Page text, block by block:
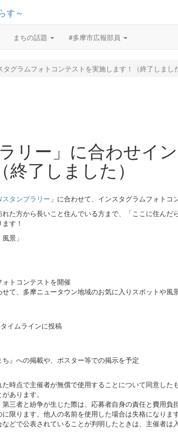
まちの話題 #多摩市広報部員
グラムフォトコンテストを実施します！（終了しまし
リー」に合わせイ
了しました）
スタンプラリー 」に合わせて、インスタグラムフォトコ
た方から長いこと住んでいる方まで、「ここに住ん
す！
景」
ォトコンテストを開催
て、多摩ニュータウン地域のお気に入りスポットや風
イムラインに投稿
』への掲載や、ポスター等での掲示を予定
た時点で主催者が無償で使用することについて同意
あります。
三者と紛争が生じた際は、応募者自身の責任と費用
限ります。他人の名前を使用した場合は失格になります
どで公表されていることが判明したときは、主催者